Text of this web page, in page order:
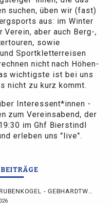
suchen, üben wir (fast)
aus: im Winter
aber auch Berg-,
sowie
Sportkletterreisen
nicht nach Höhen-
wichtigste ist bei uns
nicht zu kurz kommt.
Interessent*innen -
zum Vereinsabend, der
im Ghf Bierstindl
erleben uns "live".
STEINGRUBENKOGEL - GEBHARDTWEG